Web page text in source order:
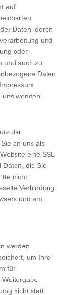
auf
Daten, deren
und
oder
und auch zu
Daten
wenden.
der
an uns als
eine SSL-
Daten, die Sie
nicht
Verbindung
und am
werden
um Ihre
für
Weitergabe
nicht statt.